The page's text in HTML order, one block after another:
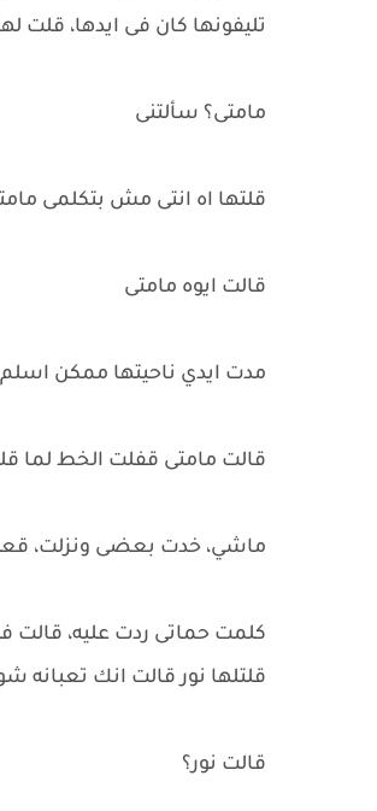
تليفونها كان فى ايدها، قلت
مامتى؟ سألتنى
قلتها اه انتى مش بتكلمى
قالت ايوه مامتى
مدت ايدي ناحيتها ممكن اسلم
قالت مامتى قفلت الخط لما
ماشي، خدت بعضى ونزلت،
كلمت حماتى ردت عليه، قالت
قلتلها نور قالت انك تعبانه
قالت نور؟